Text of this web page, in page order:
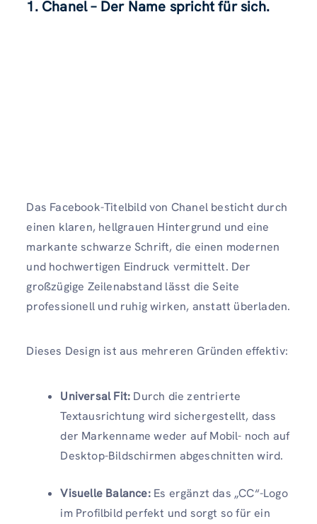
1. Chanel – Der Name spricht für sich.
Das Facebook-Titelbild von Chanel besticht durch
einen klaren, hellgrauen Hintergrund und eine
markante schwarze Schrift, die einen modernen
und hochwertigen Eindruck vermittelt. Der
großzügige Zeilenabstand lässt die Seite
professionell und ruhig wirken, anstatt überladen.
Dieses Design ist aus mehreren Gründen effektiv:
Universal Fit: Durch die zentrierte
Textausrichtung wird sichergestellt, dass
der Markenname weder auf Mobil- noch auf
Desktop-Bildschirmen abgeschnitten wird.
Visuelle Balance: Es ergänzt das „CC“-Logo
im Profilbild perfekt und sorgt so für ein